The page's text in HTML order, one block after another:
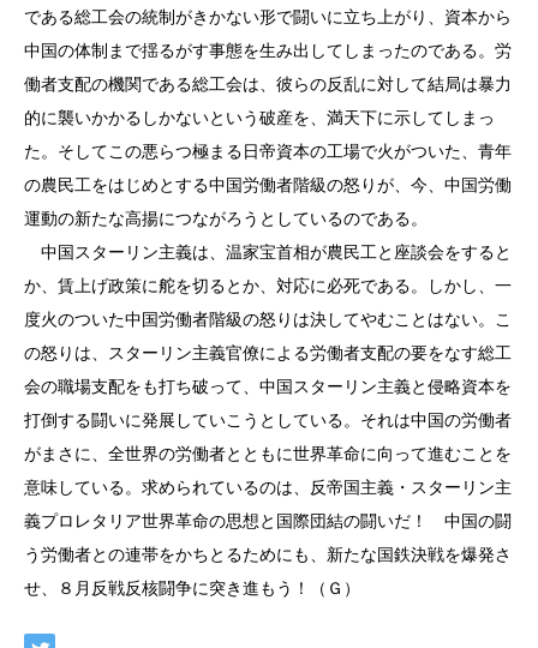
である総工会の統制がきかない形で闘いに立ち上がり、資本から
中国の体制まで揺るがす事態を生み出してしまったのである。労
働者支配の機関である総工会は、彼らの反乱に対して結局は暴力
的に襲いかかるしかないという破産を、満天下に示してしまっ
た。そしてこの悪らつ極まる日帝資本の工場で火がついた、青年
の農民工をはじめとする中国労働者階級の怒りが、今、中国労働
運動の新たな高揚につながろうとしているのである。
中国スターリン主義は、温家宝首相が農民工と座談会をすると
か、賃上げ政策に舵を切るとか、対応に必死である。しかし、一
度火のついた中国労働者階級の怒りは決してやむことはない。こ
の怒りは、スターリン主義官僚による労働者支配の要をなす総工
会の職場支配をも打ち破って、中国スターリン主義と侵略資本を
打倒する闘いに発展していこうとしている。それは中国の労働者
がまさに、全世界の労働者とともに世界革命に向って進むことを
意味している。求められているのは、反帝国主義・スターリン主
義プロレタリア世界革命の思想と国際団結の闘いだ！ 中国の闘
う労働者との連帯をかちとるためにも、新たな国鉄決戦を爆発さ
せ、８月反戦反核闘争に突き進もう！（Ｇ）